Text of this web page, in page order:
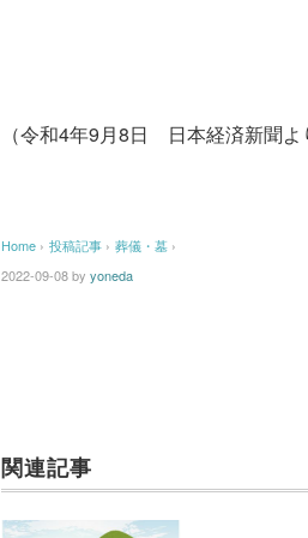
（令和4年9月8日 日本経済新聞よ
Home › 投稿記事 › 葬儀・墓 ›
2022-09-08by yoneda
関連記事